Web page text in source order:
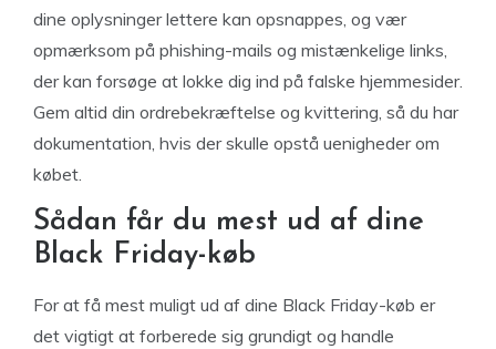
dine oplysninger lettere kan opsnappes, og vær
opmærksom på phishing-mails og mistænkelige links,
der kan forsøge at lokke dig ind på falske hjemmesider.
Gem altid din ordrebekræftelse og kvittering, så du har
dokumentation, hvis der skulle opstå uenigheder om
købet.
Sådan får du mest ud af dine
Black Friday-køb
For at få mest muligt ud af dine Black Friday-køb er
det vigtigt at forberede sig grundigt og handle